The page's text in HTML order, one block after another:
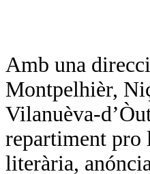
Amb una
Montpelhièr,
Vilanuèva-
repartiment pro
literària,